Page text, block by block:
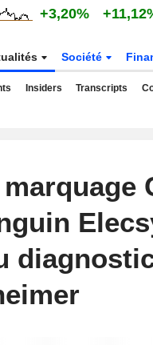
+3,20%
Société
Insiders Transcripts